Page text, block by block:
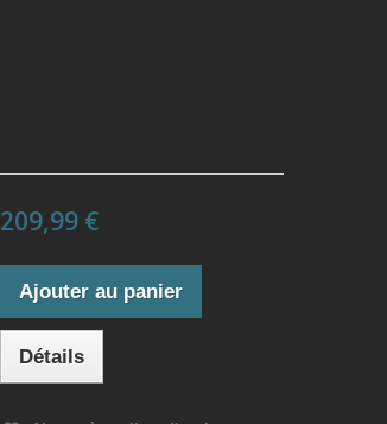
209,99 €
Ajouter au panier
Détails